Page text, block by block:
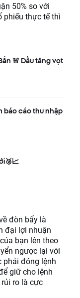
50% so với
phiếu thực tế thì
🚨 Dầu tăng vọt
báo cáo thu nhập
đòn bẩy là
đại lợi nhuận
bạn lên theo
ngược lại với
phải đóng lệnh
giữ cho lệnh
ro là cực